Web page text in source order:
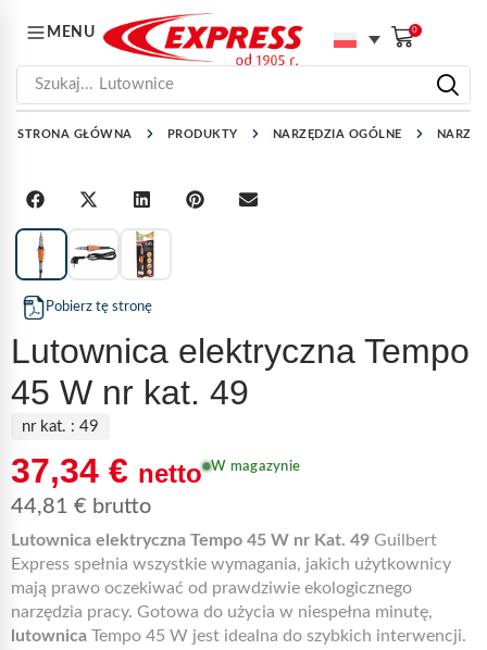
MENU 0
Szukaj... Lutownice
STRONA GŁÓWNA PRODUKTY NARZĘDZIA OGÓLNE
Pobierz tę stronę
Lutownica elektryczna Tempo
45 W nr kat. 49
nr kat. : 49
37,34 € netto
44,81 € brutto
W magazynie
Lutownica elektryczna Tempo 45 W nr Kat. 49 Guilbert
Express spełnia wszystkie wymagania, jakich użytkownicy
mają prawo oczekiwać od prawdziwie ekologicznego
narzędzia pracy. Gotowa do użycia w niespełna minutę,
lutownica Tempo 45 W jest idealna do szybkich interwencji.